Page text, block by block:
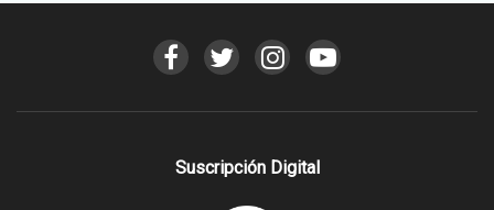
Suscripción Digital